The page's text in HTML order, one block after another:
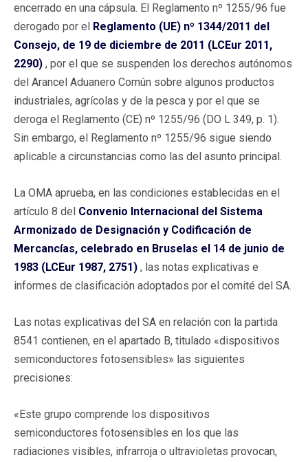
encerrado en una cápsula. El Reglamento nº 1255/96 fue
derogado por el Reglamento (UE) nº 1344/2011 del
Consejo, de 19 de diciembre de 2011 (LCEur 2011,
2290) , por el que se suspenden los derechos autónomos
del Arancel Aduanero Común sobre algunos productos
industriales, agrícolas y de la pesca y por el que se
deroga el Reglamento (CE) nº 1255/96 (DO L 349, p. 1).
Sin embargo, el Reglamento nº 1255/96 sigue siendo
aplicable a circunstancias como las del asunto principal.
La OMA aprueba, en las condiciones establecidas en el
artículo 8 del Convenio Internacional del Sistema
Armonizado de Designación y Codificación de
Mercancías, celebrado en Bruselas el 14 de junio de
1983 (LCEur 1987, 2751) , las notas explicativas e
informes de clasificación adoptados por el comité del SA.
Las notas explicativas del SA en relación con la partida
8541 contienen, en el apartado B, titulado «dispositivos
semiconductores fotosensibles» las siguientes
precisiones:
«Este grupo comprende los dispositivos
semiconductores fotosensibles en los que las
radiaciones visibles, infrarroja o ultravioletas provocan,